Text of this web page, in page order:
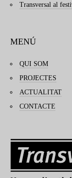
Transversal al
MENÚ
QUI SOM
PROJECTES
ACTUALITAT
CONTACTE